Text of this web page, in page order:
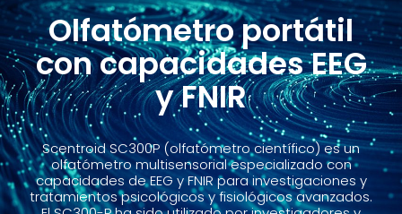
Olfatómetro portátil
con capacidades EEG
y FNIR
Scentroid SC300P (olfatómetro científico) es un
olfatómetro multisensorial especializado con
capacidades de EEG y FNIR para investigaciones y
tratamientos psicológicos y fisiológicos avanzados.